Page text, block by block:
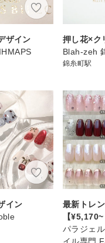
ザイン
押し花×ク
Blah-zeh
錦糸町駅
イン
最新トレ
【
パラジェ
イル専門